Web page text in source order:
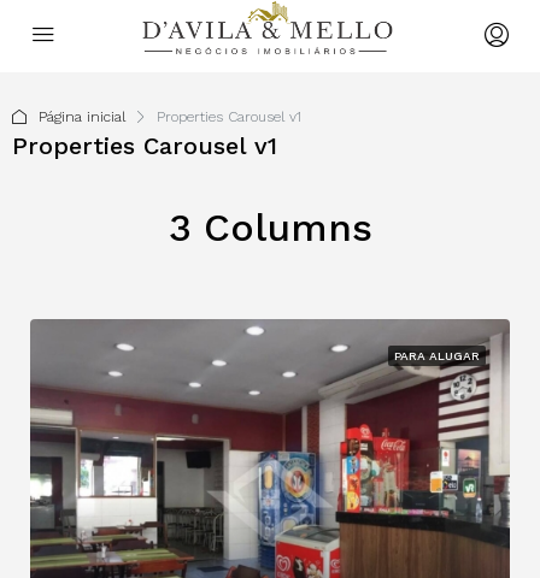
Página inicial Properties Carousel v1
Properties Carousel v1
3 Columns
PARA ALUGAR